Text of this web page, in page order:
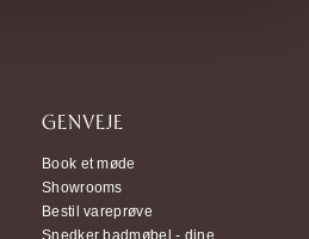
GENVEJE
Book et møde
Showrooms
Bestil vareprøve